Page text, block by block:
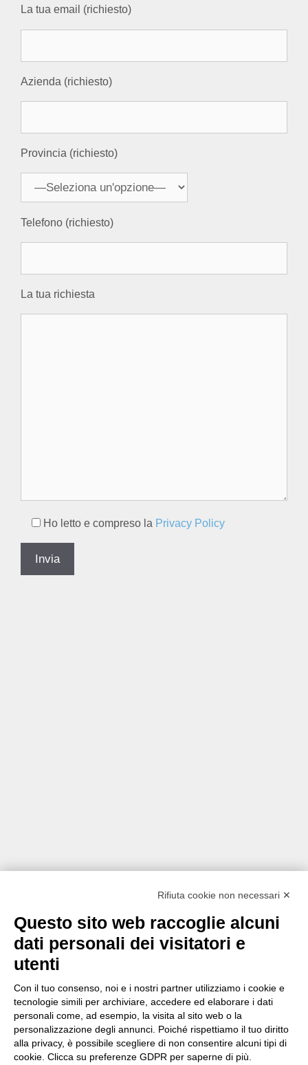
La tua email (richiesto)
Azienda (richiesto)
Provincia (richiesto)
Telefono (richiesto)
La tua richiesta
Ho letto e compreso la Privacy Policy
Rifiuta cookie non necessari ✕
Questo sito web raccoglie alcuni
dati personali dei visitatori e
utenti
Con il tuo consenso, noi e i nostri partner utilizziamo i cookie e
tecnologie simili per archiviare, accedere ed elaborare i dati
personali come, ad esempio, la visita al sito web o la
personalizzazione degli annunci. Poiché rispettiamo il tuo diritto
alla privacy, è possibile scegliere di non consentire alcuni tipi di
cookie. Clicca su preferenze GDPR per saperne di più.